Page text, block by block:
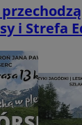
i Strefa